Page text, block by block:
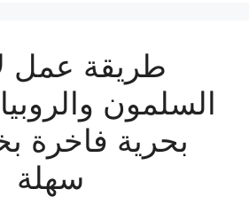
طريقة عمل
السلمون
بحرية فاخرة
سهلة